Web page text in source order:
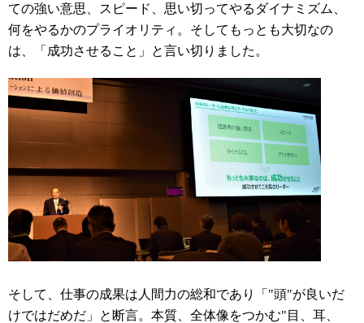
ての強い意思、スピード、思い切ってやるダイナミズム、
何をやるかのプライオリティ。そしてもっとも大切なの
は、「成功させること」と言い切りました。
そして、仕事の成果は人間力の総和であり「"頭"が良いだ
けではだめだ」と断言。本質、全体像をつかむ"目、耳、